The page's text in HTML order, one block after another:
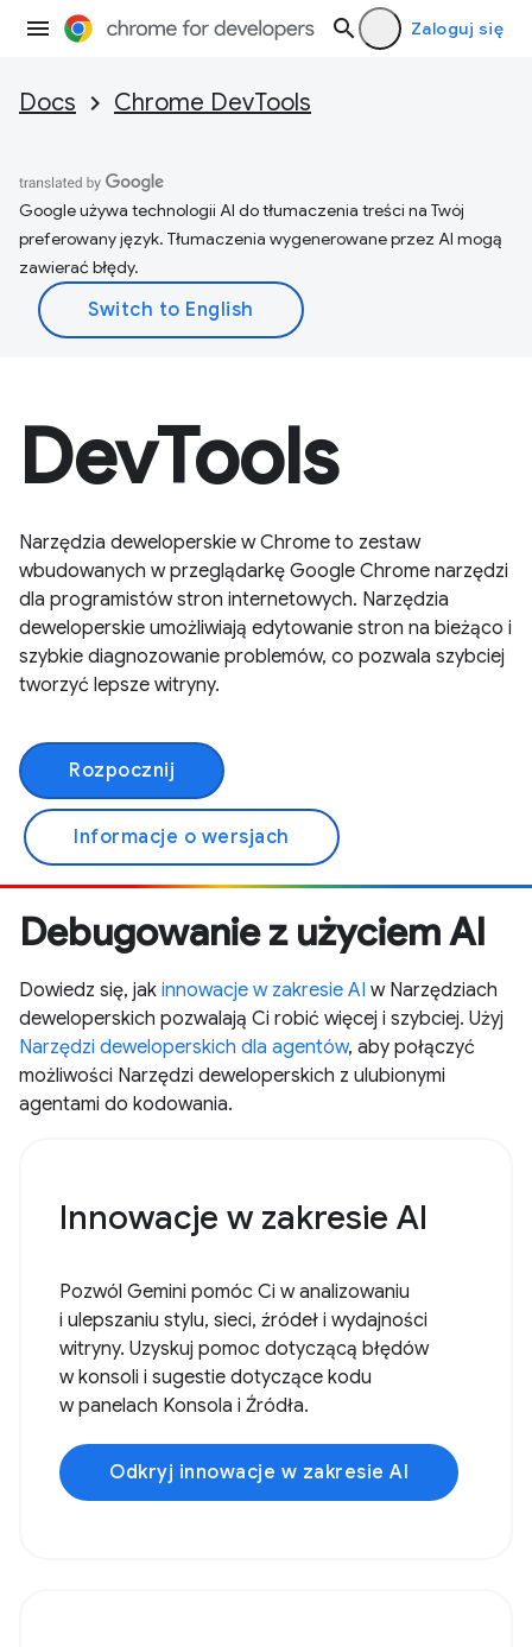
Zaloguj się
Docs Chrome DevTools
Google używa technologii AI do tłumaczenia treści na Twój
preferowany język. Tłumaczenia wygenerowane przez AI mogą
zawierać błędy.
DevTools
Narzędzia deweloperskie w Chrome to zestaw
wbudowanych w przeglądarkę Google Chrome narzędzi
dla programistów stron internetowych. Narzędzia
deweloperskie umożliwiają edytowanie stron na bieżąco i
szybkie diagnozowanie problemów, co pozwala szybciej
tworzyć lepsze witryny.
Rozpocznij
Informacje o wersjach
Debugowanie z użyciem AI
Dowiedz się, jak innowacje w zakresie AI w Narzędziach
deweloperskich pozwalają Ci robić więcej i szybciej. Użyj
Narzędzi deweloperskich dla agentów, aby połączyć
możliwości Narzędzi deweloperskich z ulubionymi
agentami do kodowania.
Innowacje w zakresie AI
Pozwól Gemini pomóc Ci w analizowaniu
i ulepszaniu stylu, sieci, źródeł i wydajności
witryny. Uzyskuj pomoc dotyczącą błędów
w konsoli i sugestie dotyczące kodu
w panelach Konsola i Źródła.
Odkryj innowacje w zakresie AI